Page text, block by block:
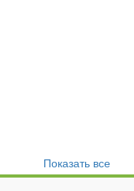
Показать все